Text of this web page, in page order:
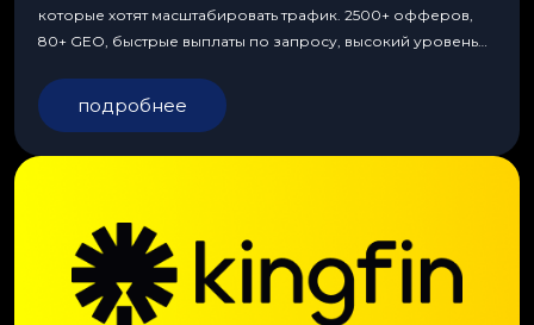
которые хотят масштабировать трафик. 2500+ офферов,
80+ GEO, быстрые выплаты по запросу, высокий уровень
подробнее